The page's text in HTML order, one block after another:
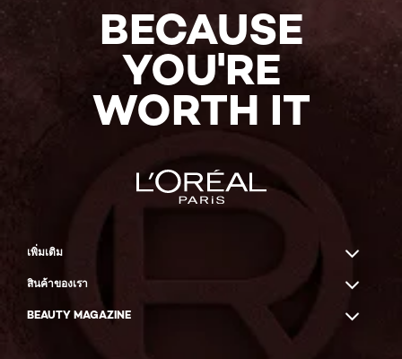
BECAUSE
YOU'RE
WORTH IT
เพิ่มเติม
สินค้าของเรา
BEAUTY MAGAZINE